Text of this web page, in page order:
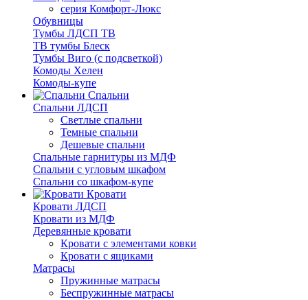
серия Комфорт-Люкс
Обувницы
Тумбы ЛДСП ТВ
ТВ тумбы Блеск
Тумбы Виго (с подсветкой)
Комоды Хелен
Комоды-купе
Спальни
Спальни ЛДСП
Светлые спальни
Темные спальни
Дешевые спальни
Спальные гарнитуры из МДФ
Спальни с угловым шкафом
Спальни со шкафом-купе
Кровати
Кровати ЛДСП
Кровати из МДФ
Деревянные кровати
Кровати с элементами ковки
Кровати с ящиками
Матрасы
Пружинные матрасы
Беспружинные матрасы